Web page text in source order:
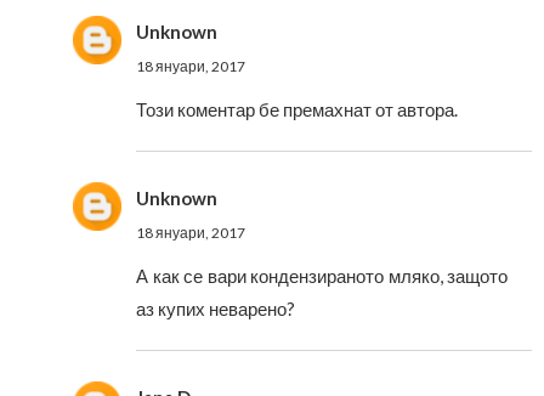
Unknown
18 януари, 2017
Този коментар бе премахнат от автора.
Unknown
18 януари, 2017
А как се вари кондензираното мляко, защото
аз купих неварено?